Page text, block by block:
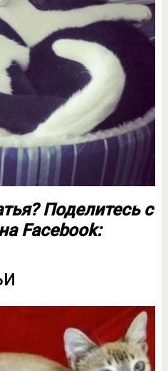
Поделитесь с
Facebook: